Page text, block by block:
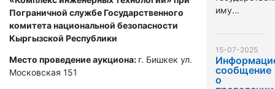
Пограничной службе Государственного
комитета национальной безопасности
Кыргызской Республики
Место проведение аукциона: г. Бишкек ул.
Московская 151
иму...
15-07-2025
сообщение
о